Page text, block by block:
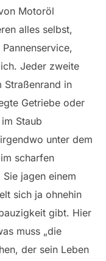
Motoröl
alles selbst,
Jeder zweite
Straßenrand in
Getriebe oder
Staub
unter dem
scharfen
jagen einem
sich ja ohnehin
gibt. Hier
muss „die
der sein Leben